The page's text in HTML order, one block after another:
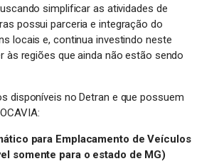
simplificar as atividades de
possui parceria e integração do
locais e, continua investindo neste
às regiões que ainda não estão sendo
disponíveis no Detran e que possuem
para Emplacamento de Veículos
somente para o estado de MG)